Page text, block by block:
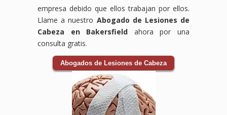
empresa debido que ellos trabajan por ellos.
Llame a nuestro Abogado de Lesiones de
Cabeza en Bakersfield ahora por una
consulta gratis.
Abogados de Lesiones de Cabeza